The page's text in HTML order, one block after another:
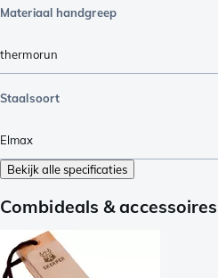
Materiaal handgreep
thermorun
Staalsoort
Elmax
Bekijk alle specificaties
Combideals & accessoires